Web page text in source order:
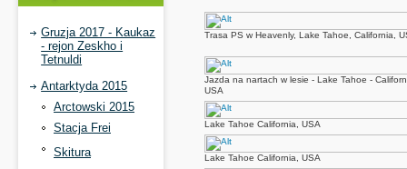
Gruzja 2017 - Kaukaz
- rejon Zeskho i
Tetnuldi
Antarktyda 2015
Arctowski 2015
Stacja Frei
Skitura
Trasa PS w Heavenly, Lake Tahoe, California,
Jazda na nartach w lesie - Lake Tahoe -
USA
Lake Tahoe California, USA
Lake Tahoe California, USA